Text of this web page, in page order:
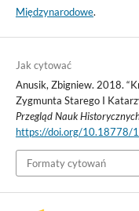
Międzynarodowe.
Jak cytować
Anusik, Zbigniew. 2018.
Zygmunta Starego I
Przegląd Nauk
https://doi.org/10.18778/
Formaty cytowań